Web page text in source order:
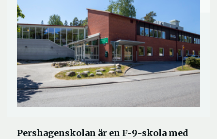
Pershagenskolan är en F-9-skola med